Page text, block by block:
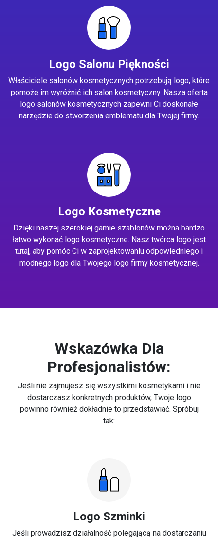
Logo Salonu Piękności
Właściciele salonów kosmetycznych potrzebują logo, które
pomoże im wyróżnić ich salon kosmetyczny. Nasza oferta
logo salonów kosmetycznych zapewni Ci doskonałe
narzędzie do stworzenia emblematu dla Twojej firmy.
Logo Kosmetyczne
Dzięki naszej szerokiej gamie szablonów można bardzo
łatwo wykonać logo kosmetyczne. Nasz twórca logojest
tutaj, aby pomóc Ci w zaprojektowaniu odpowiedniego i
modnego logo dla Twojego logo firmy kosmetycznej.
Wskazówka Dla
Profesjonalistów:
Jeśli nie zajmujesz się wszystkimi kosmetykami i nie
dostarczasz konkretnych produktów, Twoje logo
powinno również dokładnie to przedstawiać. Spróbuj
tak:
Logo Szminki
Jeśli prowadzisz działalność polegającą na dostarczaniu